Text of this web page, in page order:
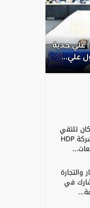
علي جدية
علي...
تلتقي
مسئولي شركة HDP
والتجارة
في